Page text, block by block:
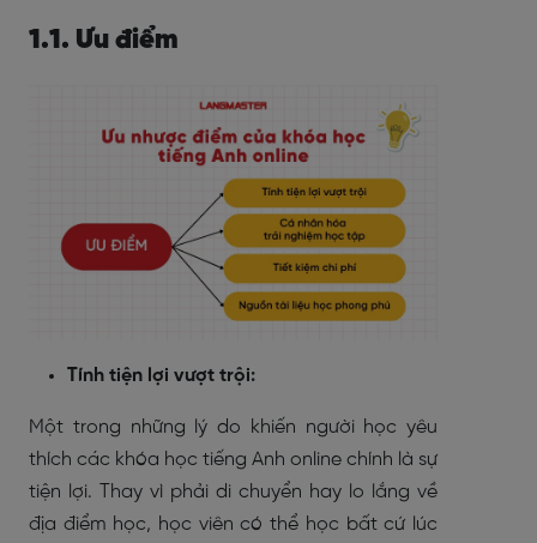
1.1. Ưu điểm
Tính tiện lợi vượt trội:
Một trong những lý do khiến người học yêu
thích các khóa học tiếng Anh online chính là sự
tiện lợi. Thay vì phải di chuyển hay lo lắng về
địa điểm học, học viên có thể học bất cứ lúc